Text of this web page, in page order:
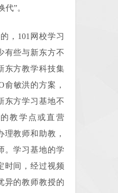
代”。
101网校学习
有些与新东方不
东方教学科技集
俞敏洪的方案，
东方学习基地不
教学点或直营
理教师和助教，
。学习基地的学
时间，经过视频
异的教师教授的